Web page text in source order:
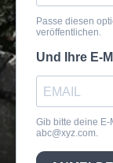
Passe diesen
veröffentlichen.
Und Ihre E-
Gib bitte deine E-
abc@xyz.com.